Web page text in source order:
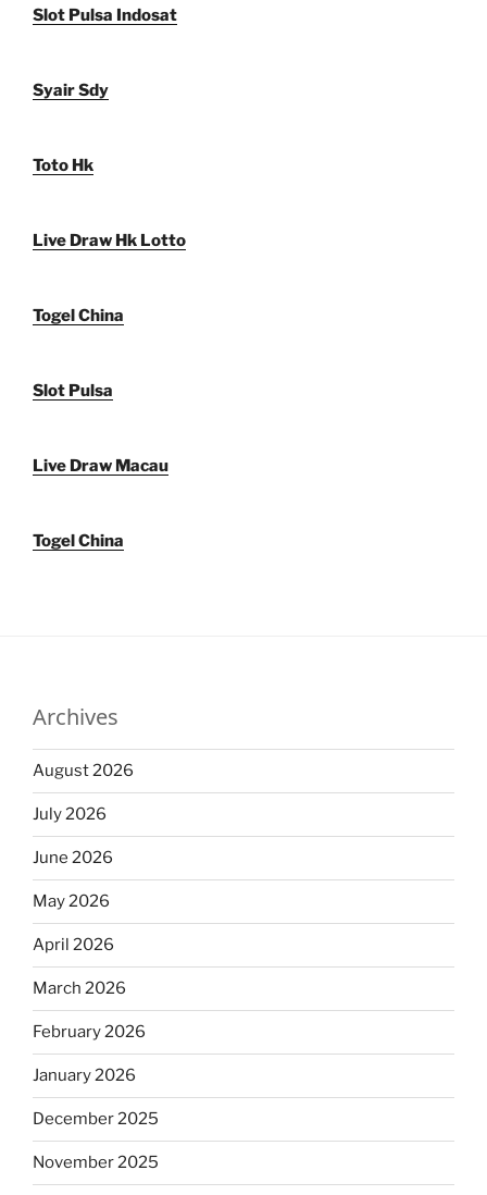
Slot Pulsa Indosat
Syair Sdy
Toto Hk
Live Draw Hk Lotto
Togel China
Slot Pulsa
Live Draw Macau
Togel China
Archives
August 2026
July 2026
June 2026
May 2026
April 2026
March 2026
February 2026
January 2026
December 2025
November 2025